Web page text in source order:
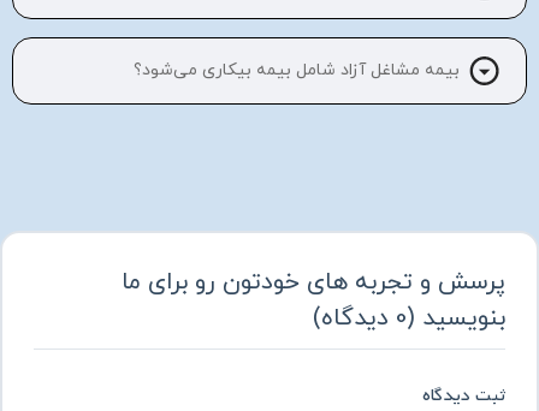
بیمه مشاغل آزاد شامل بیمه بیکاری می‌شود؟
پرسش و تجربه های خودتون رو برای ما
بنویسید (
0 دیدگاه)
ثبت دیدگاه